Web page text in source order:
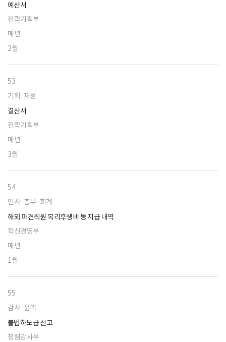
예산서
전략기획부
매년
2월
53
기획·재정
결산서
전략기획부
매년
3월
54
인사·총무·회계
해외 파견직원 복리후생비 등 지급 내역
혁신경영부
매년
1월
55
감사·윤리
불법하도급 신고
청렴감사부